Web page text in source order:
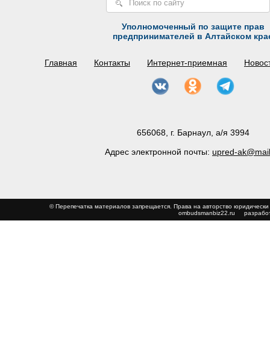
Уполномоченный по защите прав
предпринимателей в Алтайском
Главная Контакты Интернет-приемная
656068, г. Барнаул, а/я 3994
Адрес электронной почты: upred-
© Перепечатка материалов запрещается. Права на авторство
ombudsmanbiz22.ru